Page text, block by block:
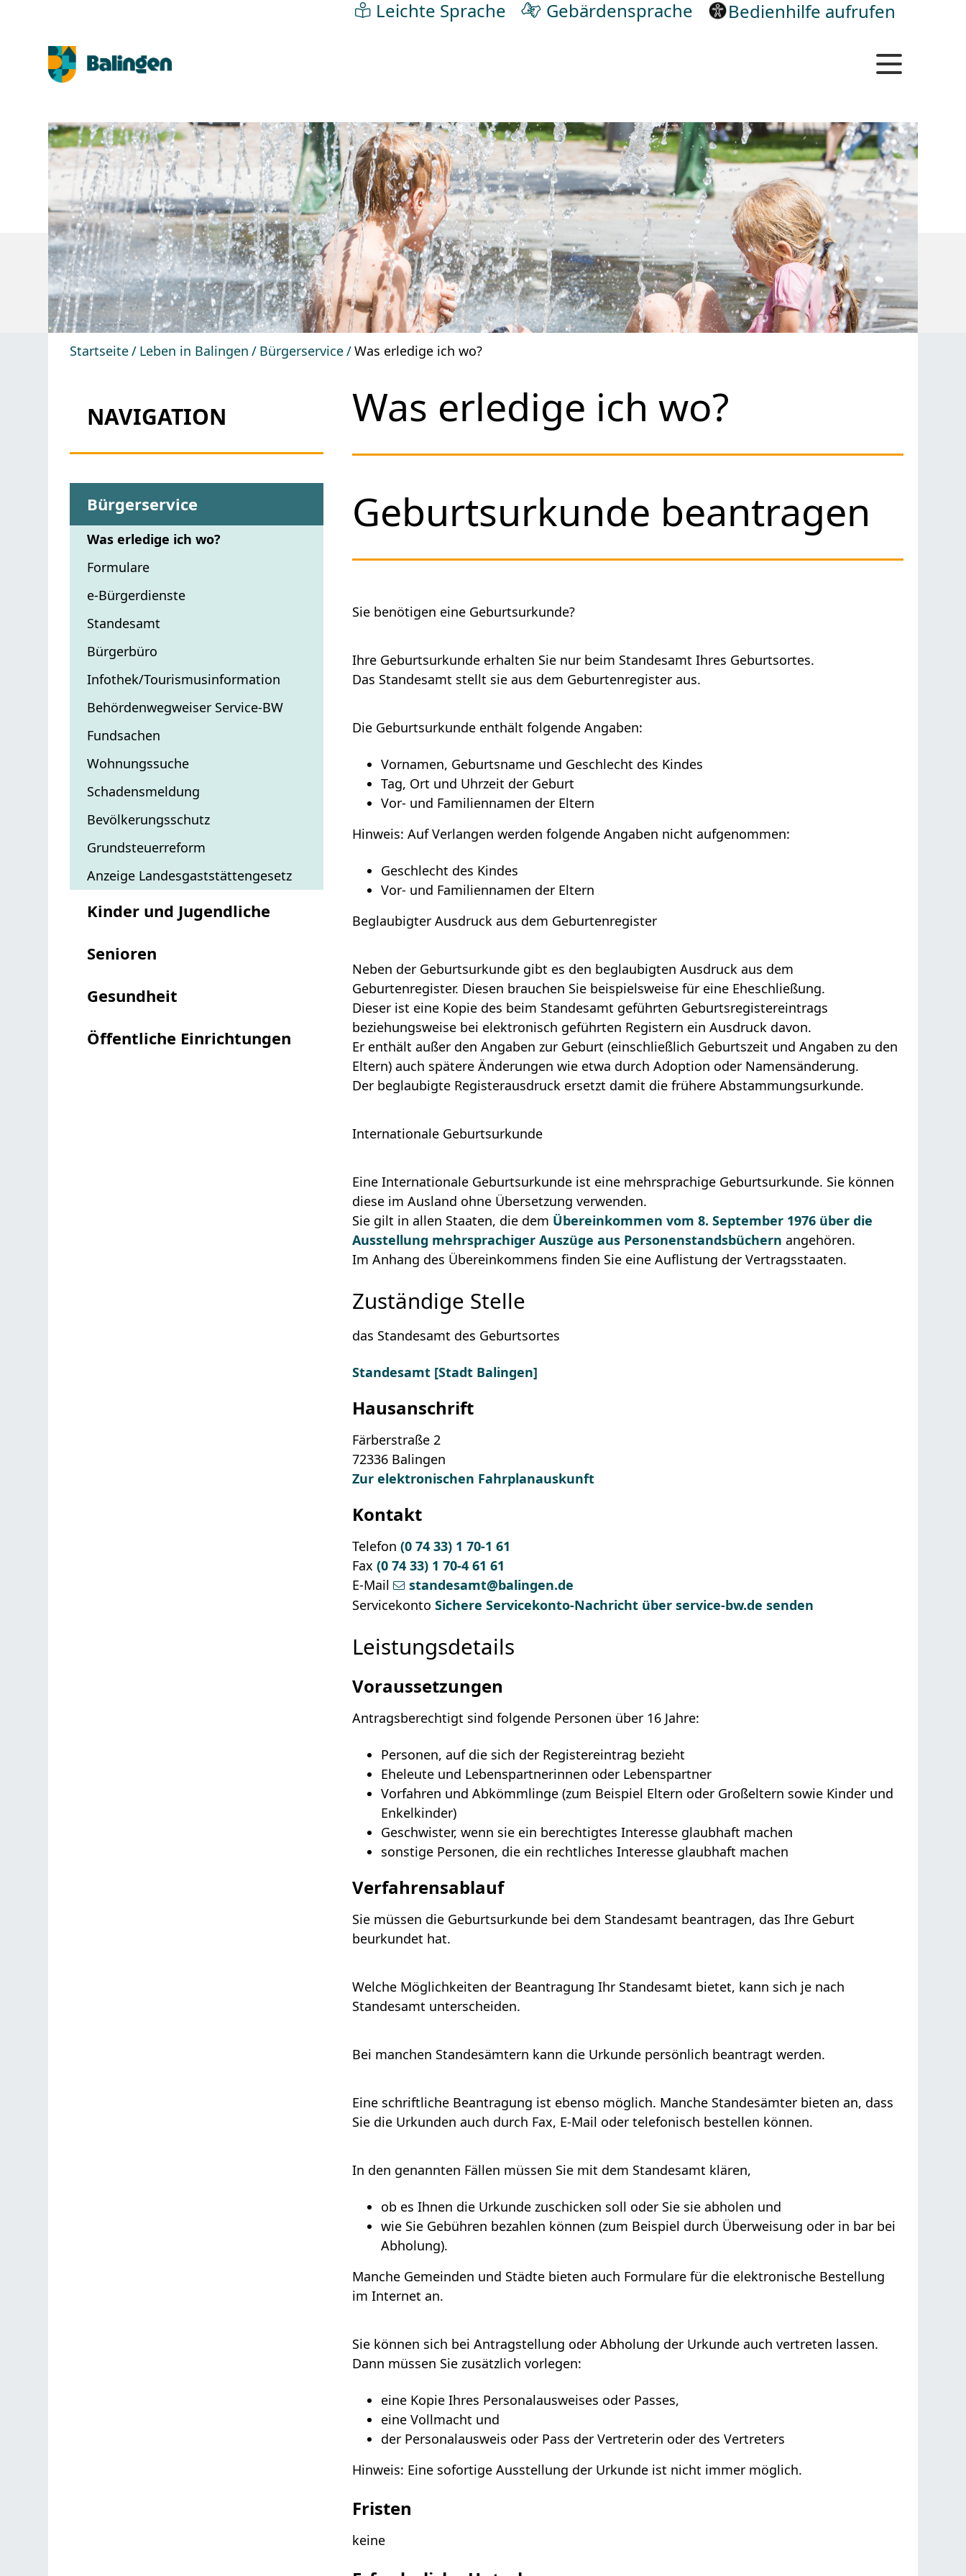
Leichte Sprache Gebärdensprache Bedienhilfe aufrufen
Startseite Leben in Balingen Bürgerservice Was erledige ich wo?
NAVIGATION
Bürgerservice
Was erledige ich wo?
Formulare
e-Bürgerdienste
Standesamt
Bürgerbüro
Infothek/Tourismusinformation
Behördenwegweiser Service-BW
Fundsachen
Wohnungssuche
Schadensmeldung
Bevölkerungsschutz
Grundsteuerreform
Anzeige Landesgaststättengesetz
Kinder und Jugendliche
Senioren
Gesundheit
Öffentliche Einrichtungen
Was erledige ich wo?
Geburtsurkunde beantragen
Sie benötigen eine Geburtsurkunde?
Ihre Geburtsurkunde erhalten Sie nur beim Standesamt Ihres Geburtsortes.
Das Standesamt stellt sie aus dem Geburtenregister aus.
Die Geburtsurkunde enthält folgende Angaben:
Vornamen, Geburtsname und Geschlecht des Kindes
Tag, Ort und Uhrzeit der Geburt
Vor- und Familiennamen der Eltern
Hinweis: Auf Verlangen werden folgende Angaben nicht aufgenommen:
Geschlecht des Kindes
Vor- und Familiennamen der Eltern
Beglaubigter Ausdruck aus dem Geburtenregister
Neben der Geburtsurkunde gibt es den beglaubigten Ausdruck aus dem
Geburtenregister. Diesen brauchen Sie beispielsweise für eine Eheschließung.
Dieser ist eine Kopie des beim Standesamt geführten Geburtsregistereintrags
beziehungsweise bei elektronisch geführten Registern ein Ausdruck davon.
Er enthält außer den Angaben zur Geburt (einschließlich Geburtszeit und Angaben zu den
Eltern) auch spätere Änderungen wie etwa durch Adoption oder Namensänderung.
Der beglaubigte Registerausdruck ersetzt damit die frühere Abstammungsurkunde.
Internationale Geburtsurkunde
Eine Internationale Geburtsurkunde ist eine mehrsprachige Geburtsurkunde. Sie können
diese im Ausland ohne Übersetzung verwenden.
Sie gilt in allen Staaten, die dem Übereinkommen vom 8. September 1976 über die
Ausstellung mehrsprachiger Auszüge aus Personenstandsbüchern angehören.
Im Anhang des Übereinkommens finden Sie eine Auflistung der Vertragsstaaten.
Zuständige Stelle
das Standesamt des Geburtsortes
Standesamt [Stadt Balingen]
Hausanschrift
Färberstraße 2
72336 Balingen
Zur elektronischen Fahrplanauskunft
Kontakt
Telefon (0 74 33) 1 70-1 61
Fax (0 74 33) 1 70-4 61 61
E-Mail
standesamt@balingen.de
Servicekonto Sichere Servicekonto-Nachricht über service-bw.de senden
Leistungsdetails
Voraussetzungen
Antragsberechtigt sind folgende Personen über 16 Jahre:
Personen, auf die sich der Registereintrag bezieht
Eheleute und Lebenspartnerinnen oder Lebenspartner
Vorfahren und Abkömmlinge (zum Beispiel Eltern oder Großeltern sowie Kinder und
Enkelkinder)
Geschwister, wenn sie ein berechtigtes Interesse glaubhaft machen
sonstige Personen, die ein rechtliches Interesse glaubhaft machen
Verfahrensablauf
Sie müssen die Geburtsurkunde bei dem Standesamt beantragen, das Ihre Geburt
beurkundet hat.
Welche Möglichkeiten der Beantragung Ihr Standesamt bietet, kann sich je nach
Standesamt unterscheiden.
Bei manchen Standesämtern kann die Urkunde persönlich beantragt werden.
Eine schriftliche Beantragung ist ebenso möglich. Manche Standesämter bieten an, dass
Sie die Urkunden auch durch Fax, E-Mail oder telefonisch bestellen können.
In den genannten Fällen müssen Sie mit dem Standesamt klären,
ob es Ihnen die Urkunde zuschicken soll oder Sie sie abholen und
wie Sie Gebühren bezahlen können (zum Beispiel durch Überweisung oder in bar bei
Abholung).
Manche Gemeinden und Städte bieten auch Formulare für die elektronische Bestellung
im Internet an.
Sie können sich bei Antragstellung oder Abholung der Urkunde auch vertreten lassen.
Dann müssen Sie zusätzlich vorlegen:
eine Kopie Ihres Personalausweises oder Passes,
eine Vollmacht und
der Personalausweis oder Pass der Vertreterin oder des Vertreters
Hinweis: Eine sofortige Ausstellung der Urkunde ist nicht immer möglich.
Fristen
keine